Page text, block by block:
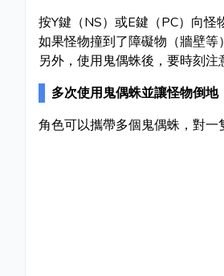
按Y鍵（NS）或E鍵（PC）向
如果怪物撞到了障礙物（牆壁
另外，使用鬼偶蛛後，要時刻
多次使用鬼偶蛛並讓怪物倒地
角色可以攜帶多個鬼偶蛛，對